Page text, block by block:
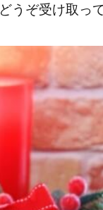
うぞ受け取っ